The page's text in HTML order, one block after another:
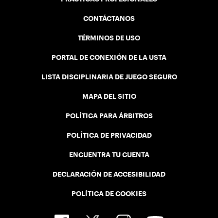
CONTÁCTANOS
TÉRMINOS DE USO
PORTAL DE CONEXIÓN DE LA USTA
LISTA DISCIPLINARIA DE JUEGO SEGURO
MAPA DEL SITIO
POLÍTICA PARA ÁRBITROS
POLÍTICA DE PRIVACIDAD
ENCUENTRA TU CUENTA
DECLARACIÓN DE ACCESIBILIDAD
POLÍTICA DE COOKIES